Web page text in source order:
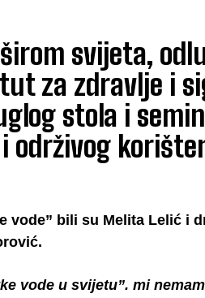
svijeta,
za zdravlje i
stola i
održivog
vode” bili su Melita Lelić i
vode u svijetu”. mi